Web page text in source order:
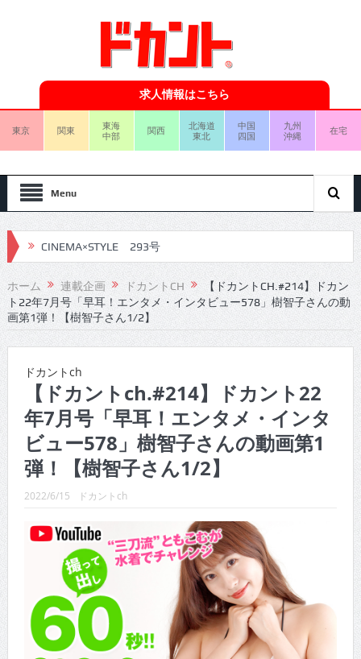
求人情報はこちら
東京 関東
東海
中部
関西
北海道
東北
中国
四国
九州
沖縄
在宅
Menu
CINEMA×STYLE 293号
CINEMA×STYLE 292号
CINEMA×STYLE 291号
CINEMA×STYLE 290号
CINEMA×STYLE 289号
CINEMA×STYLE 288号
CINEMA×STYLE 287号
CINEMA×STYLE 286号
CINEMA×STYLE 285号
ホーム 連載企画 ドカントCH
【ドカントCH.#214】ドカン
ト22年7月号「早耳！エンタメ・インタビュー578」樹智子さんの動
画第1弾！【樹智子さん1/2】
ドカントch
【ドカントch.#214】ドカント22
年7月号「早耳！エンタメ・インタ
ビュー578」樹智子さんの動画第1
弾！【樹智子さん1/2】
2022/6/15 ドカントch